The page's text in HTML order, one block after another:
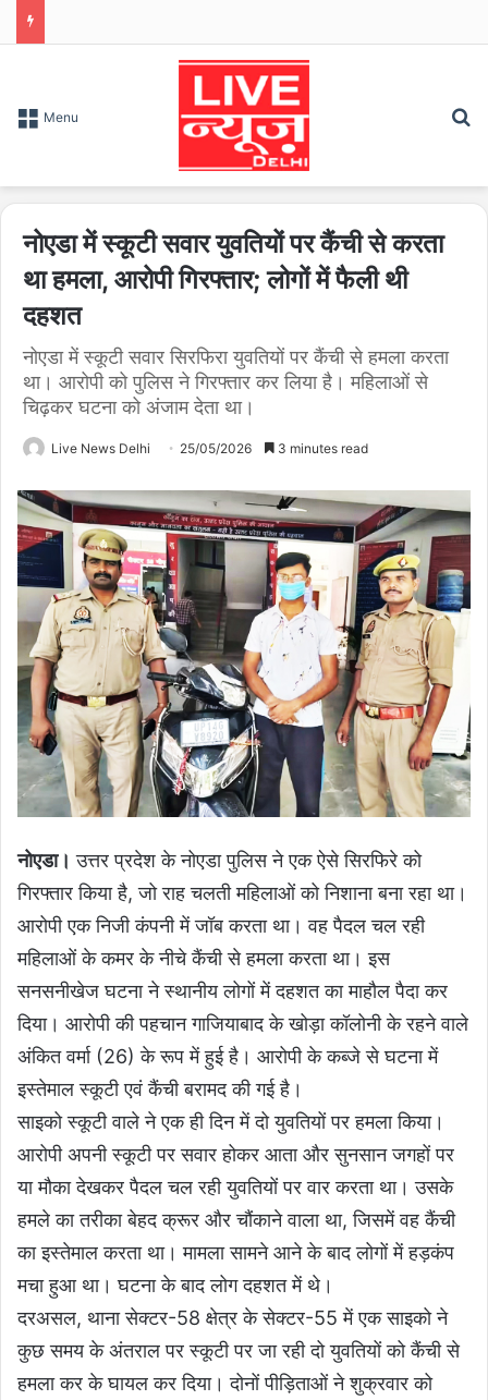
Menu
नोएडा में स्कूटी सवार युवतियों पर कैंची से करता
था हमला, आरोपी गिरफ्तार; लोगों में फैली थी
दहशत
नोएडा में स्कूटी सवार सिरफिरा युवतियों पर कैंची से हमला करता
था। आरोपी को पुलिस ने गिरफ्तार कर लिया है। महिलाओं से
चिढ़कर घटना को अंजाम देता था।
Live News Delhi 25/05/2026 3 minutes read
नोएडा। उत्तर प्रदेश के नोएडा पुलिस ने एक ऐसे सिरफिरे को
गिरफ्तार किया है, जो राह चलती महिलाओं को निशाना बना रहा था।
आरोपी एक निजी कंपनी में जॉब करता था। वह पैदल चल रही
महिलाओं के कमर के नीचे कैंची से हमला करता था। इस
सनसनीखेज घटना ने स्थानीय लोगों में दहशत का माहौल पैदा कर
दिया। आरोपी की पहचान गाजियाबाद के खोड़ा कॉलोनी के रहने वाले
अंकित वर्मा (26) के रूप में हुई है। आरोपी के कब्जे से घटना में
इस्तेमाल स्कूटी एवं कैंची बरामद की गई है।
साइको स्कूटी वाले ने एक ही दिन में दो युवतियों पर हमला किया।
आरोपी अपनी स्कूटी पर सवार होकर आता और सुनसान जगहों पर
या मौका देखकर पैदल चल रही युवतियों पर वार करता था। उसके
हमले का तरीका बेहद क्रूर और चौंकाने वाला था, जिसमें वह कैंची
का इस्तेमाल करता था। मामला सामने आने के बाद लोगों में हड़कंप
मचा हुआ था। घटना के बाद लोग दहशत में थे।
दरअसल, थाना सेक्टर-58 क्षेत्र के सेक्टर-55 में एक साइको ने
कुछ समय के अंतराल पर स्कूटी पर जा रही दो युवतियों को कैंची से
हमला कर के घायल कर दिया। दोनों पीड़िताओं ने शुक्रवार को